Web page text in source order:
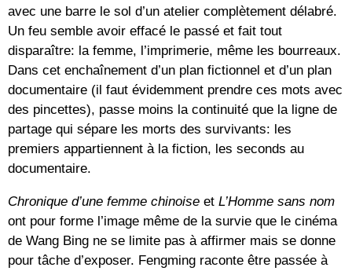
avec une barre le sol d’un atelier complètement délabré.
Un feu semble avoir effacé le passé et fait tout
disparaître: la femme, l’imprimerie, même les bourreaux.
Dans cet enchaînement d’un plan fictionnel et d’un plan
documentaire (il faut évidemment prendre ces mots avec
des pincettes), passe moins la continuité que la ligne de
partage qui sépare les morts des survivants: les
premiers appartiennent à la fiction, les seconds au
documentaire.
Chronique d’une femme chinoise et L’Homme sans nom
ont pour forme l’image même de la survie que le cinéma
de Wang Bing ne se limite pas à affirmer mais se donne
pour tâche d’exposer. Fengming raconte être passée à